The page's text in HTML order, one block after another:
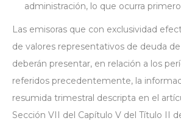
administración, lo que ocurra
Las emisoras que con exclusividad
de valores representativos de deuda
deberán presentar, en relación a los
referidos precedentemente, la
resumida trimestral descripta en el
Sección VII del Capítulo V del Título II